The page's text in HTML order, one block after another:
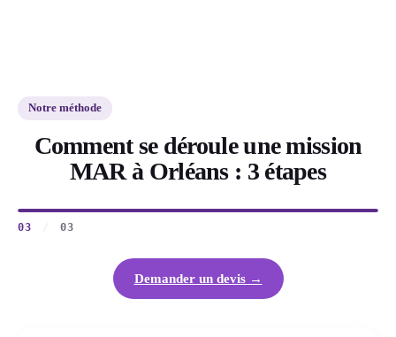
Notre méthode
Comment se déroule une mission
MAR à Orléans : 3 étapes
03 03
Demander un devis →